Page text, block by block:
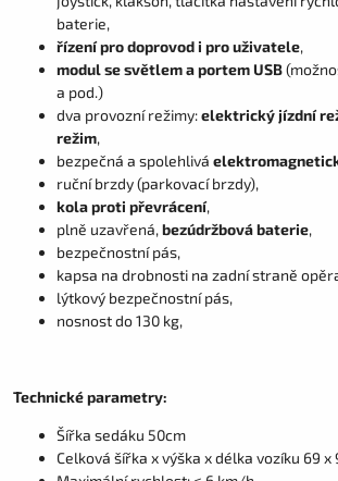
baterie,
řízení pro doprovod i pro uživatele,
modul se světlem a portem USB
a pod.)
dva provozní režimy:elektrický jízdní
režim,
bezpečná a spolehlivá
ruční brzdy (parkovací brzdy),
kola proti převrácení,
plně uzavřená,bezúdržbová baterie,
bezpečnostní pás,
kapsa na drobnosti na zadní straně
lýtkový bezpečnostní pás,
nosnost do 130 kg,
Technické parametry:
Šířka sedáku 50cm
Celková šířka x výška x délka vozíku 69 x